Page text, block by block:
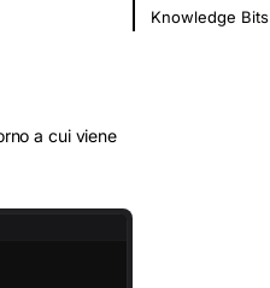
a cui viene
Knowledge Bits